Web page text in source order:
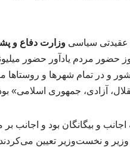
عقیدتی سیاسیوزارت دفاع و
اظهار کرد: امروز حضور مردم یادآور حضور
و در تمام شهرها و روستاها
آزادی، جمهوری اسلامی»
اجانب و بیگانگان بود و اجانب
وزیر و نخست‌وزیر تعیین